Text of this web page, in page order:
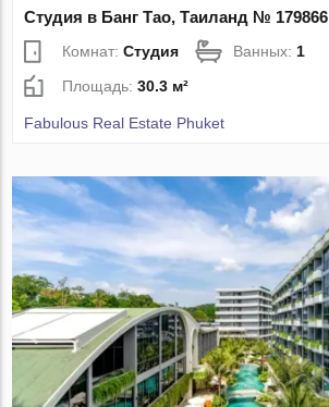
Студия в Банг Тао, Таиланд № 179866
Комнат:Студия Ванных: 1
Площадь:30.3 м²
Fabulous Real Estate Phuket